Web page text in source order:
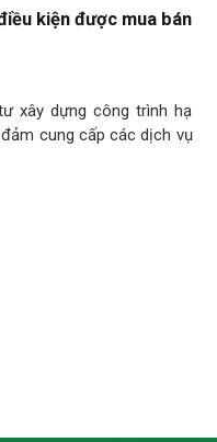
kiện được mua bán
xây dựng công trình hạ
cung cấp các dịch vụ